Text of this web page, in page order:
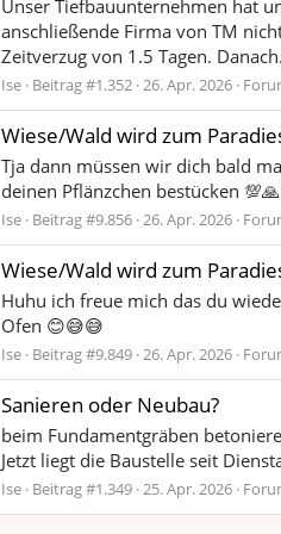
Unser Tiefbauunternehmen hat
anschließende Firma von TM
Zeitverzug von 1.5 Tagen.
Ise Beitrag #1.352 26. Apr. 2026
Wiese/Wald wird zum
Tja dann müssen wir dich bald
deinen Pflänzchen bestücken 💯🙏
Ise Beitrag #9.856 26. Apr. 2026
Wiese/Wald wird zum
Huhu ich freue mich das du
Ofen 😊😅😅
Ise Beitrag #9.849 26. Apr. 2026
Sanieren oder Neubau?
beim Fundamentgräben
Jetzt liegt die Baustelle seit
Ise Beitrag #1.349 25. Apr. 2026